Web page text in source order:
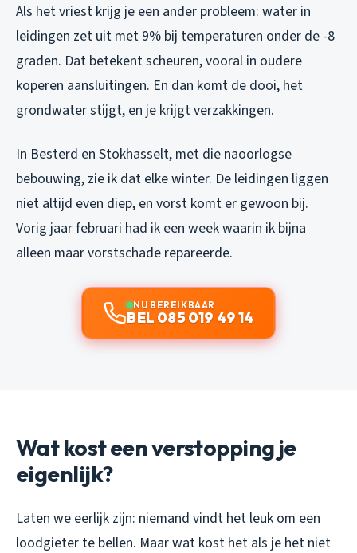
Als het vriest krijg je een ander probleem: water in
leidingen zet uit met 9% bij temperaturen onder de -8
graden. Dat betekent scheuren, vooral in oudere
koperen aansluitingen. En dan komt de dooi, het
grondwater stijgt, en je krijgt verzakkingen.
In Besterd en Stokhasselt, met die naoorlogse
bebouwing, zie ik dat elke winter. De leidingen liggen
niet altijd even diep, en vorst komt er gewoon bij.
Vorig jaar februari had ik een week waarin ik bijna
alleen maar vorstschade repareerde.
NU BEREIKBAAR
BEL 085 019 49 14
Wat kost een verstopping je
eigenlijk?
Laten we eerlijk zijn: niemand vindt het leuk om een
loodgieter te bellen. Maar wat kost het als je het niet